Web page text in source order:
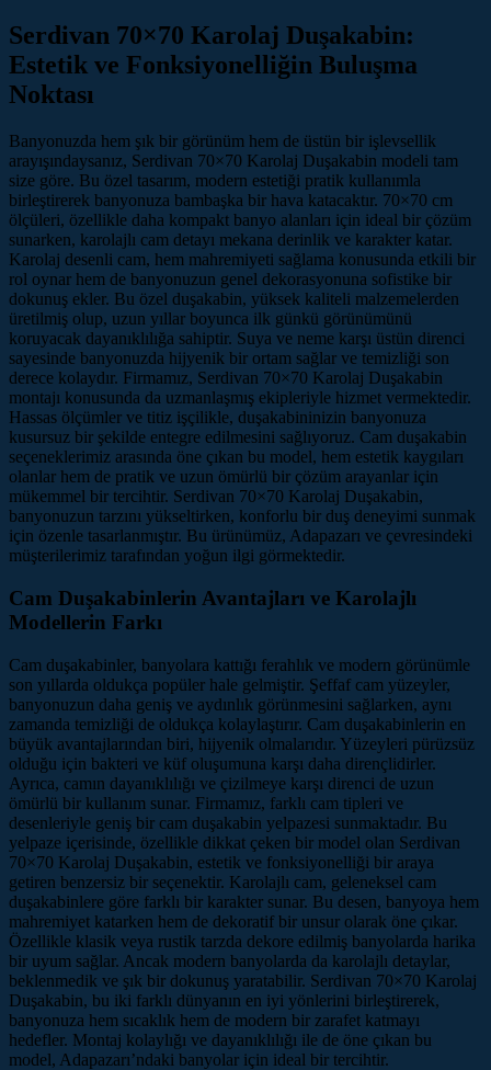
Serdivan 70×70 Karolaj Duşakabin:
Estetik ve Fonksiyonelliğin Buluşma
Noktası
Banyonuzda hem şık bir görünüm hem de üstün bir işlevsellik
arayışındaysanız, Serdivan 70×70 Karolaj Duşakabin modeli tam
size göre. Bu özel tasarım, modern estetiği pratik kullanımla
birleştirerek banyonuza bambaşka bir hava katacaktır. 70×70 cm
ölçüleri, özellikle daha kompakt banyo alanları için ideal bir çözüm
sunarken, karolajlı cam detayı mekana derinlik ve karakter katar.
Karolaj desenli cam, hem mahremiyeti sağlama konusunda etkili bir
rol oynar hem de banyonuzun genel dekorasyonuna sofistike bir
dokunuş ekler. Bu özel duşakabin, yüksek kaliteli malzemelerden
üretilmiş olup, uzun yıllar boyunca ilk günkü görünümünü
koruyacak dayanıklılığa sahiptir. Suya ve neme karşı üstün direnci
sayesinde banyonuzda hijyenik bir ortam sağlar ve temizliği son
derece kolaydır. Firmamız, Serdivan 70×70 Karolaj Duşakabin
montajı konusunda da uzmanlaşmış ekipleriyle hizmet vermektedir.
Hassas ölçümler ve titiz işçilikle, duşakabininizin banyonuza
kusursuz bir şekilde entegre edilmesini sağlıyoruz. Cam duşakabin
seçeneklerimiz arasında öne çıkan bu model, hem estetik kaygıları
olanlar hem de pratik ve uzun ömürlü bir çözüm arayanlar için
mükemmel bir tercihtir. Serdivan 70×70 Karolaj Duşakabin,
banyonuzun tarzını yükseltirken, konforlu bir duş deneyimi sunmak
için özenle tasarlanmıştır. Bu ürünümüz, Adapazarı ve çevresindeki
müşterilerimiz tarafından yoğun ilgi görmektedir.
Cam Duşakabinlerin Avantajları ve Karolajlı
Modellerin Farkı
Cam duşakabinler, banyolara kattığı ferahlık ve modern görünümle
son yıllarda oldukça popüler hale gelmiştir. Şeffaf cam yüzeyler,
banyonuzun daha geniş ve aydınlık görünmesini sağlarken, aynı
zamanda temizliği de oldukça kolaylaştırır. Cam duşakabinlerin en
büyük avantajlarından biri, hijyenik olmalarıdır. Yüzeyleri pürüzsüz
olduğu için bakteri ve küf oluşumuna karşı daha dirençlidirler.
Ayrıca, camın dayanıklılığı ve çizilmeye karşı direnci de uzun
ömürlü bir kullanım sunar. Firmamız, farklı cam tipleri ve
desenleriyle geniş bir cam duşakabin yelpazesi sunmaktadır. Bu
yelpaze içerisinde, özellikle dikkat çeken bir model olan Serdivan
70×70 Karolaj Duşakabin, estetik ve fonksiyonelliği bir araya
getiren benzersiz bir seçenektir. Karolajlı cam, geleneksel cam
duşakabinlere göre farklı bir karakter sunar. Bu desen, banyoya hem
mahremiyet katarken hem de dekoratif bir unsur olarak öne çıkar.
Özellikle klasik veya rustik tarzda dekore edilmiş banyolarda harika
bir uyum sağlar. Ancak modern banyolarda da karolajlı detaylar,
beklenmedik ve şık bir dokunuş yaratabilir. Serdivan 70×70 Karolaj
Duşakabin, bu iki farklı dünyanın en iyi yönlerini birleştirerek,
banyonuza hem sıcaklık hem de modern bir zarafet katmayı
hedefler. Montaj kolaylığı ve dayanıklılığı ile de öne çıkan bu
model, Adapazarı’ndaki banyolar için ideal bir tercihtir.